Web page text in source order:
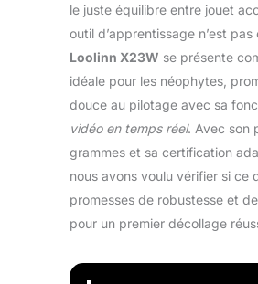
le juste équilibre entre jouet
outil d’apprentissage n’est
Loolinn X23W se présente
idéale pour les néophytes,
douce au pilotage avec sa
vidéo en temps réel. Avec son
grammes et sa certification
nous avons voulu vérifier si ce
promesses de robustesse et
pour un premier décollage